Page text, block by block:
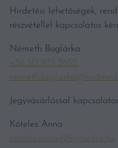
Hirdetési lehetőségek,
részvétellel kapcsolatos
Németh Boglárka
+36 30 975 2652
Jegyvásárlással
Köteles Anna
koteles.anna@hgmedia.hu